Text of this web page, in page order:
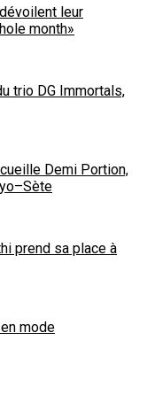
leur
month»
trio DG Immortals,
Demi Portion,
prend sa place à
mode